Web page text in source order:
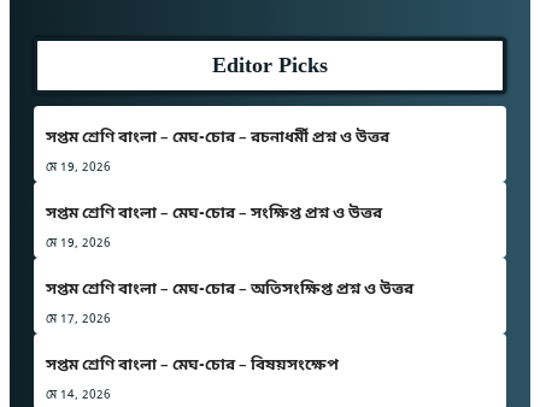
Editor Picks
সপ্তম শ্রেণি বাংলা – মেঘ-চোর – রচনাধর্মী প্রশ্ন ও উত্তর
মে 19, 2026
সপ্তম শ্রেণি বাংলা – মেঘ-চোর – সংক্ষিপ্ত প্রশ্ন ও উত্তর
মে 19, 2026
সপ্তম শ্রেণি বাংলা – মেঘ-চোর – অতিসংক্ষিপ্ত প্রশ্ন ও উত্তর
মে 17, 2026
সপ্তম শ্রেণি বাংলা – মেঘ-চোর – বিষয়সংক্ষেপ
মে 14, 2026